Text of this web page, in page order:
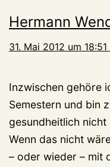
Hermann
31. Mai 2012 um
Inzwischen gehöre
Semestern und bin
gesundheitlich
Wenn das nicht
– oder wieder – mit